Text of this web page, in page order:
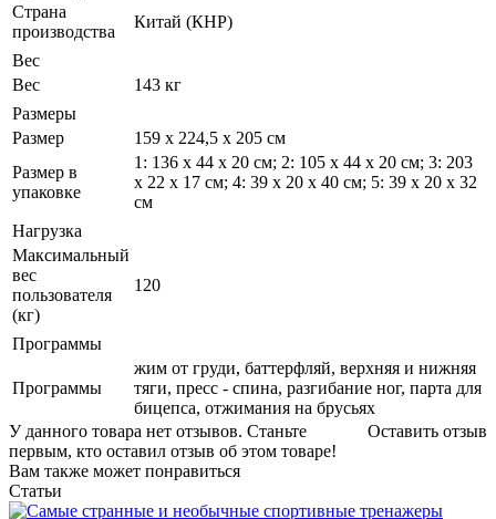
Страна
производства
Китай (КНР)
Вес
Вес
143 кг
Размеры
Размер
159 х 224,5 х 205 см
Размер в
упаковке
1: 136 х 44 х 20 см; 2: 105 х 44 х 20 см; 3: 203
х 22 х 17 см; 4: 39 х 20 х 40 см; 5: 39 х 20 х 32
см
Нагрузка
Максимальный
вес
пользователя
(кг)
120
Программы
Программы
жим от груди, баттерфляй, верхняя и нижняя
тяги, пресс - спина, разгибание ног, парта для
бицепса, отжимания на брусьях
Оставить отзыв
У данного товара нет отзывов. Станьте
первым, кто оставил отзыв об этом товаре!
Вам также может понравиться
Статьи